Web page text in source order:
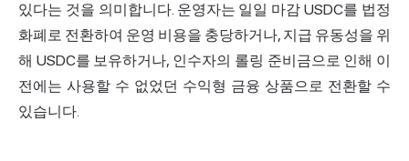
있다는 것을 의미합니다. 운영자는 일일 마감 USDC를 법정
화폐로 전환하여 운영 비용을 충당하거나, 지급 유동성을 위
해 USDC를 보유하거나, 인수자의 롤링 준비금으로 인해 이
전에는 사용할 수 없었던 수익형 금융 상품으로 전환할 수
있습니다.